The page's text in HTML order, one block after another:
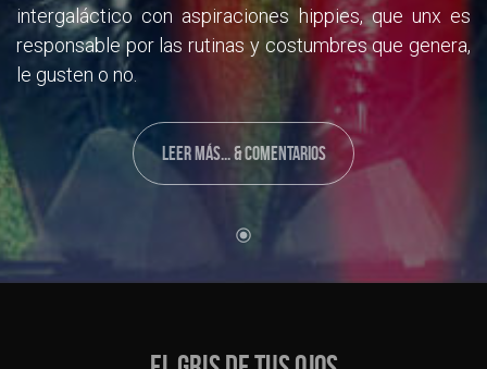
intergaláctico con aspiraciones hippies, que unx es
responsable por las rutinas y costumbres que genera,
le gusten o no.
LEER MÁS... & COMENTARIOS